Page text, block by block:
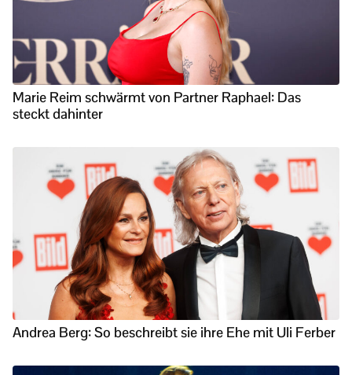
Marie Reim schwärmt von Partner Raphael: Das
steckt dahinter
Andrea Berg: So beschreibt sie ihre Ehe mit Uli Ferber